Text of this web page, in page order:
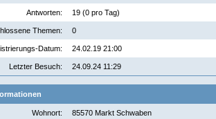
Antworten: 19 (0 pro Tag)
Themen: 0
Datum: 24.02.19 21:00
Letzter Besuch: 24.09.24 11:29
Wohnort: 85570 Markt Schwaben